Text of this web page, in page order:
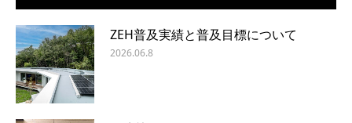
ZEH普及実績と普及目標について
2026.06.8